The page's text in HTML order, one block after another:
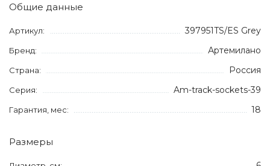
Общие данные
Артикул: 397951TS/ES Grey
Бренд: Артемилано
Страна: Россия
Серия: Am-track-sockets-39
Гарантия, мес: 18
Размеры